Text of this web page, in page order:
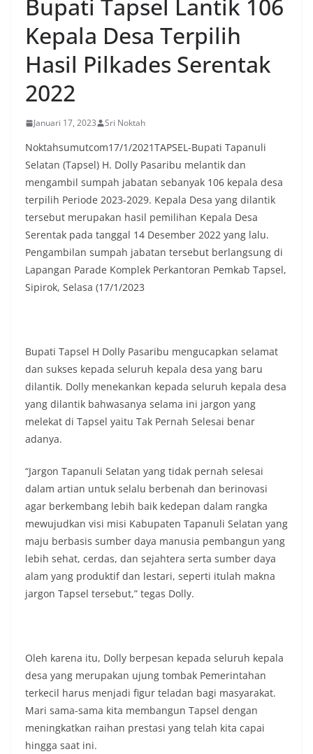
oleh warga, yang sebagian besar tengah bersiap
menyambut momentum HUT Kemerdekaan RI
dengan berbagai persiapan di lingkungan
masing-masing.‎Dalam dialog yang berlangsung
akrab, Bhabinkamtibmas menyapa warga,
menanyakan kondisi keamanan dan kenyamanan
lingkungan tempat tinggal, serta membuka ruang
komunikasi dua arah agar warga dapat
situasi kamtibmas di sekitar mereka.‎‎‎Salah satu
poin utama yang disampaikan dalam kegiatan
sambang ini adalah imbauan kepada warga untuk
memasang bendera Merah Putih secara penuh,
bukan setengah tiang, sebagai bentuk
penghormatan dan rasa cinta tanah air
menjelang perayaan HUT Kemerdekaan RI.
Petugas mengingatkan bahwa pemasangan
bendera dengan benar merupakan salah satu
wujud nyata partisipasi masyarakat dalam
memperingati hari bersejarah bangsa
Indonesia.‎‎”Kami mengimbau kepada seluruh
warga agar mulai mempersiapkan dan memasang
perjuangan para pahlawan yang telah merebut
kemerdekaan,” ujar Aiptu Muliyadi Suraukur saat
berdialog dengan warga.‎‎Ia juga menambahkan
agar warga memperhatikan kondisi bendera yang
akan dikibarkan, memastikan bendera dalam
keadaan bersih, tidak sobek, dan layak untuk
bendera, kegiatan sambang DDS ini juga
dimanfaatkan sebagai sarana deteksi dini (early
warning) guna mengantisipasi potensi gangguan
keamanan dan ketertiban masyarakat
(Kamtibmas) di lingkungan tempat tinggal warga.
Melalui interaksi langsung tersebut,
Bhabinkamtibmas dapat menghimpun informasi
awal terkait situasi sosial, potensi kerawanan,
maupun hal-hal yang dapat mengganggu
kondusivitas wilayah, khususnya menjelang
diantisipasi sejak awal sehingga situasi di
Kelurahan Sunggal tetap terjaga aman, tertib,
dan kondusif hingga puncak perayaan HUT
Kemerdekaan RI berlangsung.‎‎Wujud Kedekatan
Polri dengan Masyarakat‎Kegiatan sambang Door
to Door System ini merupakan salah satu bentuk
implementasi program Polri Presisi yang
Bupati Tapsel Lantik 106
Kepala Desa Terpilih
Hasil Pilkades Serentak
2022
Januari 17, 2023 Sri Noktah
Noktahsumutcom17/1/2021TAPSEL-Bupati Tapanuli
Selatan (Tapsel) H. Dolly Pasaribu melantik dan
mengambil sumpah jabatan sebanyak 106 kepala desa
terpilih Periode 2023-2029. Kepala Desa yang dilantik
tersebut merupakan hasil pemilihan Kepala Desa
Serentak pada tanggal 14 Desember 2022 yang lalu.
Pengambilan sumpah jabatan tersebut berlangsung di
Lapangan Parade Komplek Perkantoran Pemkab Tapsel,
Sipirok, Selasa (17/1/2023
Bupati Tapsel H Dolly Pasaribu mengucapkan selamat
dan sukses kepada seluruh kepala desa yang baru
dilantik. Dolly menekankan kepada seluruh kepala desa
yang dilantik bahwasanya selama ini jargon yang
melekat di Tapsel yaitu Tak Pernah Selesai benar
adanya.
“Jargon Tapanuli Selatan yang tidak pernah selesai
dalam artian untuk selalu berbenah dan berinovasi
agar berkembang lebih baik kedepan dalam rangka
mewujudkan visi misi Kabupaten Tapanuli Selatan yang
maju berbasis sumber daya manusia pembangun yang
lebih sehat, cerdas, dan sejahtera serta sumber daya
alam yang produktif dan lestari, seperti itulah makna
jargon Tapsel tersebut,” tegas Dolly.
Oleh karena itu, Dolly berpesan kepada seluruh kepala
desa yang merupakan ujung tombak Pemerintahan
terkecil harus menjadi figur teladan bagi masyarakat.
Mari sama-sama kita membangun Tapsel dengan
meningkatkan raihan prestasi yang telah kita capai
hingga saat ini.